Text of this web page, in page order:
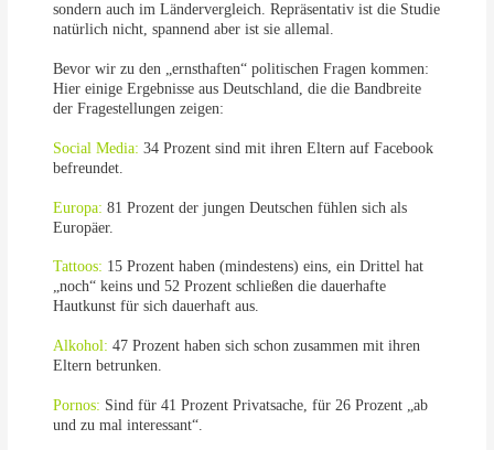
sondern auch im Ländervergleich. Repräsentativ ist die Studie
natürlich nicht, spannend aber ist sie allemal.
Bevor wir zu den „ernsthaften“ politischen Fragen kommen:
Hier einige Ergebnisse aus Deutschland, die die Bandbreite
der Fragestellungen zeigen:
Social Media: 34 Prozent sind mit ihren Eltern auf Facebook
befreundet.
Europa: 81 Prozent der jungen Deutschen fühlen sich als
Europäer.
Tattoos: 15 Prozent haben (mindestens) eins, ein Drittel hat
„noch“ keins und 52 Prozent schließen die dauerhafte
Hautkunst für sich dauerhaft aus.
Alkohol: 47 Prozent haben sich schon zusammen mit ihren
Eltern betrunken.
Pornos: Sind für 41 Prozent Privatsache, für 26 Prozent „ab
und zu mal interessant“.